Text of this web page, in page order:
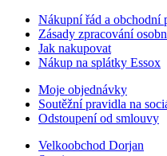
Nákupní řád a obchodní
Zásady zpracování
Jak nakupovat
Nákup na splátky Essox
Moje objednávky
Soutěžní pravidla na
Odstoupení od smlouvy
Velkoobchod Dorjan